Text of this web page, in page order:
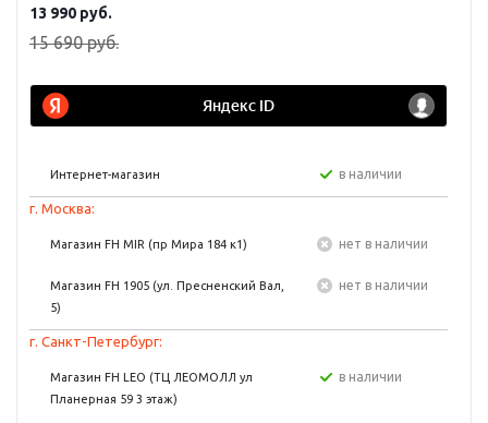
13 990 руб.
15 690руб.
Интернет-магазин в наличии
г. Москва:
Магазин FH MIR (пр Мира 184 к1) Нет в наличии
Магазин FH 1905 (ул. Пресненский Вал,
5)
Нет в наличии
г. Санкт-Петербург:
Магазин FH LEO (ТЦ ЛЕОМОЛЛ ул
Планерная 59 3 этаж)
в наличии